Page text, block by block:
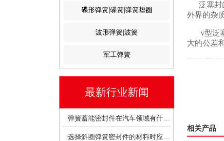
碟形弹簧|碟簧|弹簧垫圈
波形弹簧|波簧
军工弹簧
最新行业新闻
弹簧蓄能密封件在汽车领域有什么优势？
选择斜圈弹簧密封件的材料时应考虑哪些因素？
泛塞封
外界的杂
v型泛塞
大的公差
相关产品